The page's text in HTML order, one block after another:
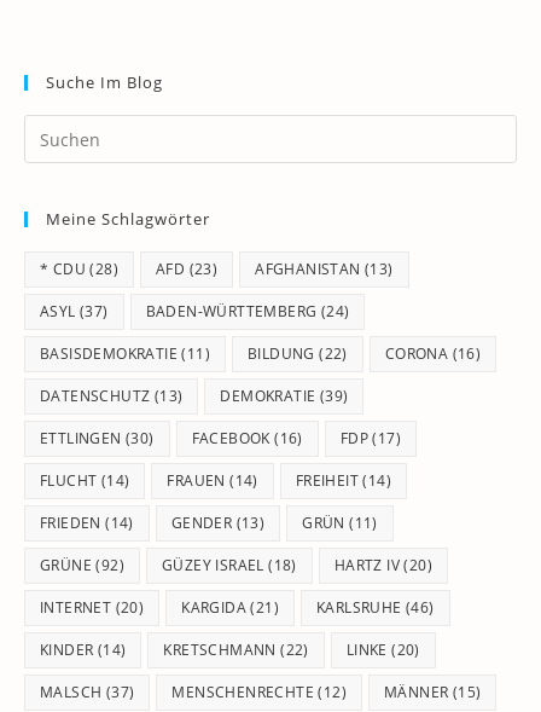
Suche Im Blog
Meine Schlagwörter
* CDU (28) AFD (23) AFGHANISTAN (13)
ASYL (37) BADEN-WÜRTTEMBERG (24)
BASISDEMOKRATIE (11) BILDUNG (22) CORONA (16)
DATENSCHUTZ (13) DEMOKRATIE (39)
ETTLINGEN (30) FACEBOOK (16) FDP(17)
FLUCHT (14) FRAUEN (14) FREIHEIT(14)
FRIEDEN (14) GENDER (13) GRÜN (11)
GRÜNE (92) GÜZEY ISRAEL (18) HARTZ IV(20)
INTERNET (20) KARGIDA(21) KARLSRUHE (46)
KINDER (14) KRETSCHMANN (22) LINKE (20)
MALSCH (37) MENSCHENRECHTE (12) MÄNNER (15)